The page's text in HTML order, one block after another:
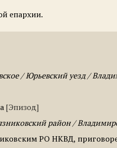
епархии.
/ Юрьевский уезд /
Эпизод
район /
РО НКВД,